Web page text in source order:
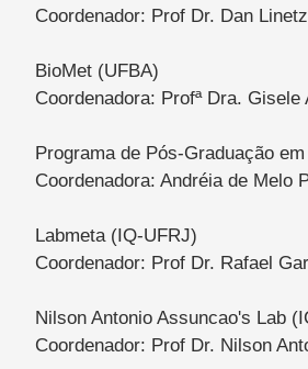
Coordenador: Prof Dr. Dan
BioMet (UFBA)
Coordenadora: Profª Dra. Gisele
Programa de Pós-Graduação
Coordenadora: Andréia de Melo
Labmeta (IQ-UFRJ)
Coordenador: Prof Dr. Rafael
Nilson Antonio Assuncao's Lab
Coordenador: Prof Dr. Nilson